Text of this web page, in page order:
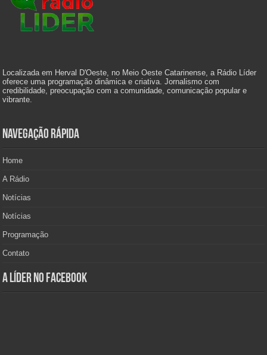
Localizada em Herval D'Oeste, no Meio Oeste Catarinense, a Rádio Líder
oferece uma programação dinâmica e criativa. Jornalismo com
credibilidade, preocupação com a comunidade, comunicação popular e
vibrante.
Navegação Rápida
Home
A Rádio
Notícias
Notícias
Programação
Contato
A Líder no Facebook